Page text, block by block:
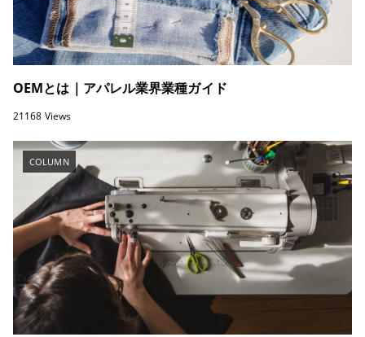
OEMとは｜アパレル業界業種ガイド
21168 Views
COLUMN